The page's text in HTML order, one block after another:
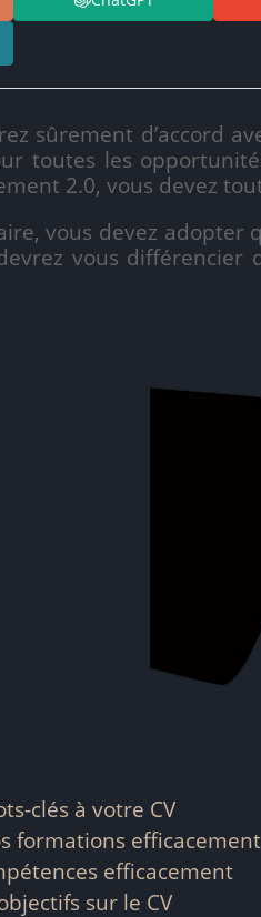
d’accord avec
toutes les
2.0, vous devez
devez adopter
vous
clés à votre CV
formations efficacement
efficacement
sur le CV